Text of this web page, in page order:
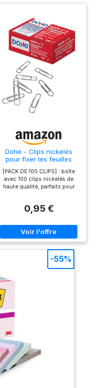
Dohe - Clips nickelés
pour fixer les feuilles
(100 unités) - 32 mm, n°
2, fournitures de bureau
[PACK DE 100 CLIPS] : boîte
avec 100 clips nickelés de
haute qualité, parfaits pour
ou à l'école [Grande taille] :
taille de 32 mm et une
épaisseur n ° 2, idéal pour
contenir de grandes quantités
: fabriqué en métal robuste. Ils
assurent une prise ferme et
durable en évitant que les
feuilles ne se désordre ou se
sont un outil indispensable
sur n'importe quel bureau,
parfaits pour organiser des
des rapports, des
[DOHE, EXPERTS DU MATÉRIEL
DE BUREAU] : Nous sommes
dans la conception et
la distribution de matériel de
bureau de première qualité.
Nous répondons à tous les
besoins. Nous organisons
0,95 €
-55%